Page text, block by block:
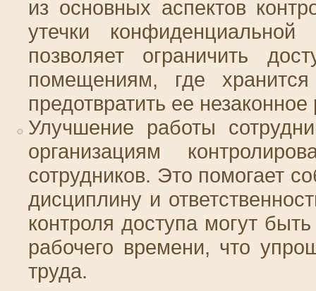
из основных аспектов
утечки
позволяет ограничить
помещениям, где
предотвратить ее
Улучшение работы
организациям
сотрудников. Это помогает
дисциплину и
контроля доступа могут
рабочего времени, что
труда.